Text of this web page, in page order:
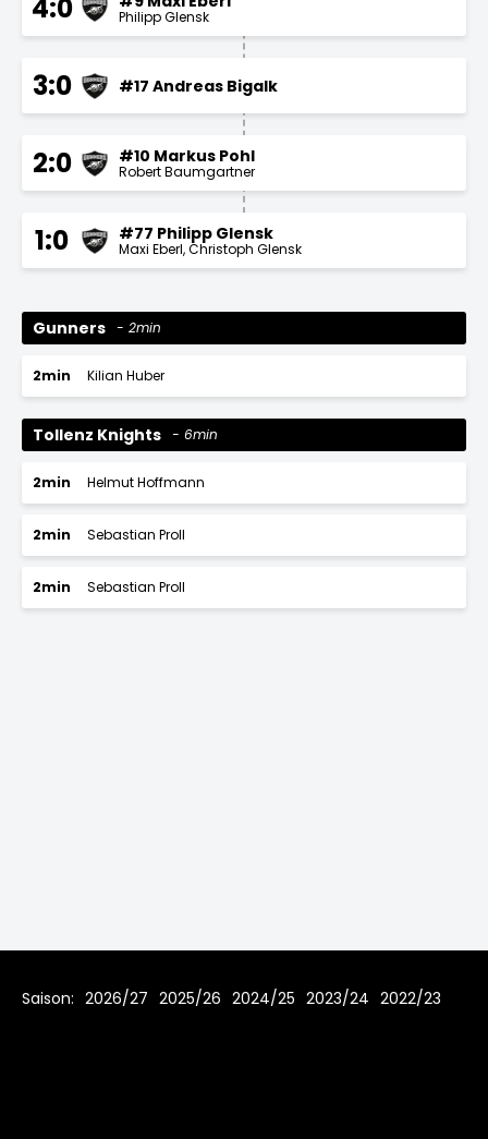
4:0 Philipp Glensk
3:0 #17 Andreas Bigalk
2:0 #10 Markus Pohl
Robert Baumgartner
1:0 #77 Philipp Glensk
Maxi Eberl Christoph Glensk
Gunners 2min
2min Kilian Huber
Tollenz Knights 6min
2min Helmut Hoffmann
2min Sebastian Proll
2min Sebastian Proll
Saison: 2026/27 2025/26 2024/25 2023/24 2022/23